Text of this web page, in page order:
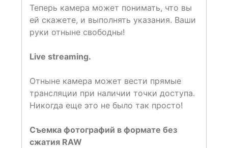
Теперь камера может понимать, что вы
ей скажете, и выполнять указания. Ваши
руки отныне свободны!
Live streaming.
Отныне камера может вести прямые
трансляции при наличии точки доступа.
Никогда еще это не было так просто!
Съемка фотографий в формате без
сжатия RAW